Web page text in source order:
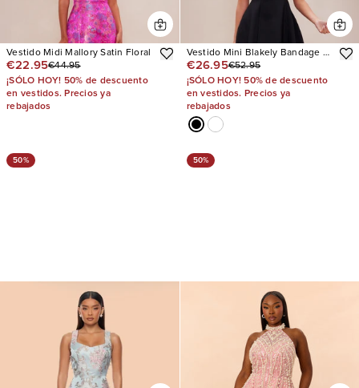
Vestido Midi Mallory Satin Floral
€22.95€44.95
¡SÓLO HOY! 50% de descuento
en vestidos. Precios ya
rebajados
Vestido Mini Blakely Bandage A
Line
€26.95€52.95
¡SÓLO HOY! 50% de descuento
en vestidos. Precios ya
rebajados
50% 50%